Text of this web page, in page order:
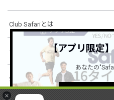
×
Club Safariとは
ショッピングガイド
会社概要・規約
【アプリ限定
あなたの
詳しくは